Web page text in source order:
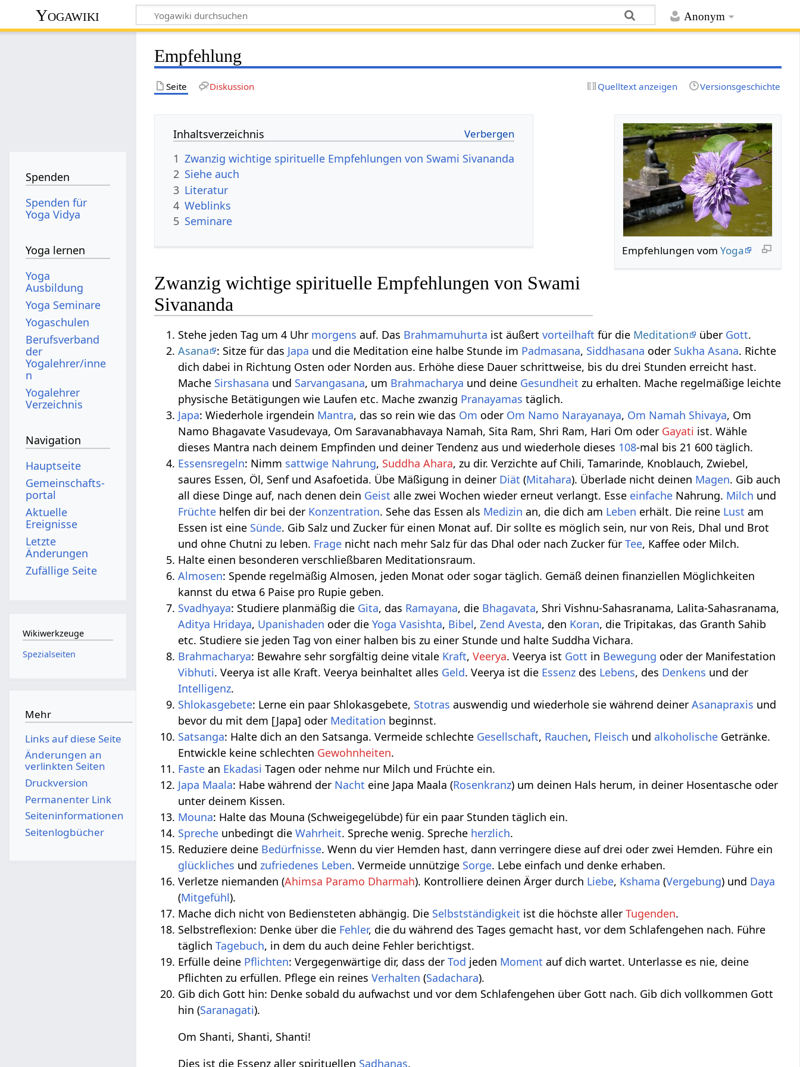
Anonym
Yogawiki
Empfehlung
Seite Diskussion Quelltext anzeigen Versionsgeschichte
Empfehlungen vomYoga
Inhaltsverzeichnis
1 Zwanzig wichtige spirituelle Empfehlungen von Swami Sivananda
2 Siehe auch
3 Literatur
4 Weblinks
5 Seminare
Zwanzig wichtige spirituelle Empfehlungen von Swami
Sivananda
Stehe jeden Tag um 4 Uhr morgens auf. Das Brahmamuhurta ist äußertvorteilhaft für die Meditation über Gott.
Asana
: Sitze für das Japa und die Meditation eine halbe Stunde im Padmasana, Siddhasana oder Sukha Asana. Richte
dich dabei in Richtung Osten oder Norden aus. Erhöhe diese Dauer schrittweise, bis du drei Stunden erreicht hast.
Mache Sirshasana und Sarvangasana, um Brahmacharya und deine Gesundheit zu erhalten. Mache regelmäßige leichte
physische Betätigungen wie Laufen etc. Mache zwanzig Pranayamas täglich.
Japa: Wiederhole irgendein Mantra, das so rein wie das Om oder Om Namo Narayanaya, Om Namah Shivaya, Om
Namo Bhagavate Vasudevaya, Om Saravanabhavaya Namah, Sita Ram, Shri Ram, Hari Om oder Gayati ist. Wähle
dieses Mantra nach deinem Empfinden und deiner Tendenz aus und wiederhole dieses 108-mal bis 21 600 täglich.
Essensregeln: Nimm sattwige Nahrung, Suddha Ahara, zu dir. Verzichte auf Chili, Tamarinde, Knoblauch, Zwiebel,
saures Essen, Öl, Senf und Asafoetida. Übe Mäßigung in deiner Diät (Mitahara). Überlade nicht deinen Magen. Gib auch
all diese Dinge auf, nach denen dein Geist alle zwei Wochen wieder erneut verlangt. Esse einfache Nahrung. Milch und
Früchte helfen dir bei der Konzentration. Sehe das Essen als Medizin an, die dich am Leben erhält. Die reine Lust am
Essen ist eine Sünde. Gib Salz und Zucker für einen Monat auf. Dir sollte es möglich sein, nur von Reis, Dhal und Brot
und ohne Chutni zu leben. Frage nicht nach mehr Salz für das Dhal oder nach Zucker fürTee, Kaffee oder Milch.
Halte einen besonderen verschließbaren Meditationsraum.
Almosen: Spende regelmäßig Almosen, jeden Monat oder sogar täglich. Gemäß deinen finanziellen Möglichkeiten
kannst du etwa 6 Paise pro Rupie geben.
Svadhyaya: Studiere planmäßig die Gita, das Ramayana, die Bhagavata, Shri Vishnu-Sahasranama, Lalita-Sahasranama,
Aditya Hridaya, Upanishaden oder dieYoga Vasishta, Bibel,Zend Avesta, den Koran, die Tripitakas, das Granth Sahib
etc. Studiere sie jeden Tag von einer halben bis zu einer Stunde und halte Suddha Vichara.
Brahmacharya: Bewahre sehr sorgfältig deine vitale Kraft,Veerya. Veerya ist Gott in Bewegung oder der Manifestation
Vibhuti. Veerya ist alle Kraft. Veerya beinhaltet alles Geld. Veerya ist die Essenz des Lebens, des Denkens und der
Intelligenz.
Shlokasgebete: Lerne ein paar Shlokasgebete, Stotras auswendig und wiederhole sie während deinerAsanapraxis und
bevor du mit dem [Japa] oder Meditation beginnst.
Satsanga: Halte dich an den Satsanga. Vermeide schlechte Gesellschaft, Rauchen, Fleisch und alkoholische Getränke.
Entwickle keine schlechten Gewohnheiten.
Faste an Ekadasi Tagen oder nehme nur Milch und Früchte ein.
Japa Maala: Habe während der Nacht eine Japa Maala (Rosenkranz) um deinen Hals herum, in deiner Hosentasche oder
unter deinem Kissen.
Mouna: Halte das Mouna (Schweigegelübde) für ein paar Stunden täglich ein.
Spreche unbedingt dieWahrheit. Spreche wenig. Spreche herzlich.
Reduziere deine Bedürfnisse. Wenn du vier Hemden hast, dann verringere diese auf drei oder zwei Hemden. Führe ein
glückliches undzufriedenes Leben. Vermeide unnützige Sorge. Lebe einfach und denke erhaben.
Verletze niemanden (Ahimsa Paramo Dharmah). Kontrolliere deinen Ärger durch Liebe, Kshama (Vergebung) und Daya
(Mitgefühl).
Mache dich nicht von Bediensteten abhängig. Die Selbstständigkeit ist die höchste allerTugenden.
Selbstreflexion: Denke über die Fehler, die du während des Tages gemacht hast, vor dem Schlafengehen nach. Führe
täglichTagebuch, in dem du auch deine Fehler berichtigst.
Erfülle deine Pflichten: Vergegenwärtige dir, dass derTod jeden Moment auf dich wartet. Unterlasse es nie, deine
Pflichten zu erfüllen. Pflege ein reinesVerhalten (Sadachara).
Gib dich Gott hin: Denke sobald du aufwachst und vor dem Schlafengehen über Gott nach. Gib dich vollkommen Gott
hin (Saranagati).
Om Shanti, Shanti, Shanti!
Dies ist die Essenz aller spirituellen Sadhanas.
Spenden
Spenden für
Yoga Vidya
Yoga lernen
Yoga
Ausbildung
Yoga Seminare
Yogaschulen
Berufsverband
der
Yogalehrer/inne
n
Yogalehrer
Verzeichnis
Navigation
Hauptseite
Gemeinschafts­
portal
Aktuelle
Ereignisse
Letzte
Änderungen
Zufällige Seite
Wikiwerkzeuge
Spezialseiten
Mehr
Links auf diese Seite
Änderungen an
verlinkten Seiten
Druckversion
Permanenter Link
Seiten­­informationen
Seitenlogbücher